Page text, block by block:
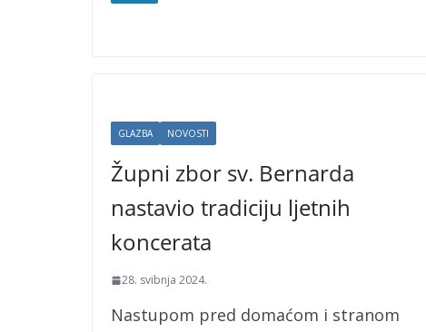
GLAZBA NOVOSTI
Župni zbor sv. Bernarda
nastavio tradiciju ljetnih
koncerata
28. svibnja 2024.
Nastupom pred domaćom i stranom